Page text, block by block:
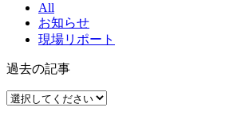
All
お知らせ
現場リポート
過去の記事